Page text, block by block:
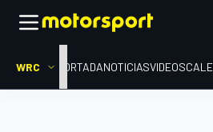
WRC PORTADANOTICIASVIDEOS